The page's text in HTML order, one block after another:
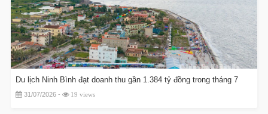
Du lịch Ninh Bình đạt doanh thu gần 1.384 tỷ đồng trong tháng 7
31/07/2026 - 19 views